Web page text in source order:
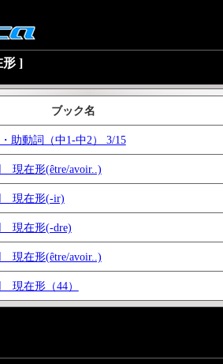
形 ]
ブック名
助動詞（中1-中2） 3/15
現在形(être/avoir..)
現在形(-ir)
現在形(-dre)
現在形(être/avoir..)
現在形（44）